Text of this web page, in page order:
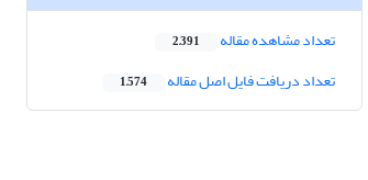
تعداد مشاهده مقاله 2,391
تعداد دریافت فایل اصل مقاله 1,574